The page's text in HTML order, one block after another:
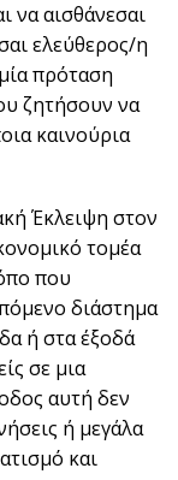
να αισθάνεσαι
ελεύθερος/η
πρόταση
ζητήσουν να
καινούρια
Έκλειψη στον
τομέα
που
διάστημα
ή στα έξοδά
σε μια
αυτή δεν
ή μεγάλα
και